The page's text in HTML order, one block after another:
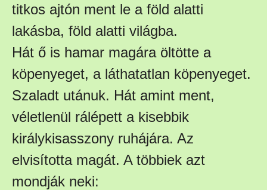
titkos ajtón ment le a föld alatti
lakásba, föld alatti világba.
Hát ő is hamar magára öltötte a
köpenyeget, a láthatatlan köpenyeget.
Szaladt utánuk. Hát amint ment,
véletlenül rálépett a kisebbik
királykisasszony ruhájára. Az
elvisította magát. A többiek azt
mondják neki: